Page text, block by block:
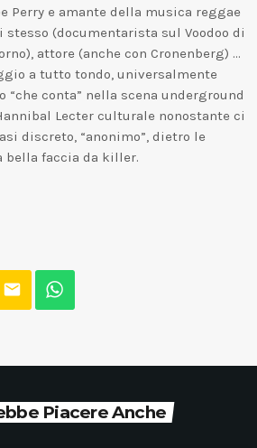
Perry e amante della musica reggae
stesso (documentarista sul Voodoo di
attore (anche con Cronenberg) …
a tutto tondo, universalmente
“che conta” nella scena underground
Lecter culturale nonostante ci
discreto, “anonimo”, dietro le
bella faccia da killer.
email
Piacere Anche